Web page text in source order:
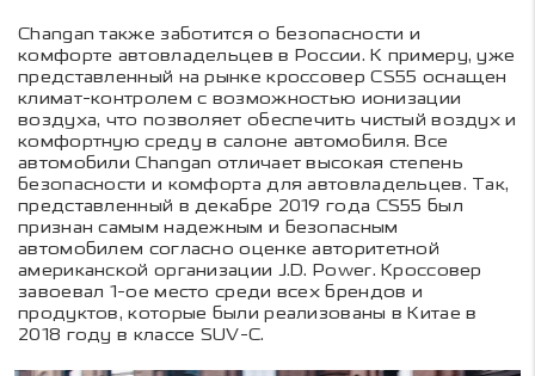
Changan также заботится о безопасности и
комфорте автовладельцев в России. К примеру, уже
представленный на рынке кроссовер CS55 оснащен
климат-контролем с возможностью ионизации
воздуха, что позволяет обеспечить чистый воздух и
комфортную среду в салоне автомобиля. Все
автомобили Changan отличает высокая степень
безопасности и комфорта для автовладельцев. Так,
представленный в декабре 2019 года CS55 был
признан самым надежным и безопасным
автомобилем согласно оценке авторитетной
американской организации J.D. Power. Кроссовер
завоевал 1-ое место среди всех брендов и
продуктов, которые были реализованы в Китае в
2018 году в классе SUV-C.